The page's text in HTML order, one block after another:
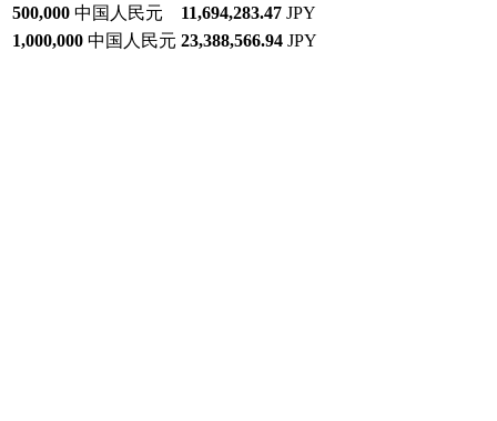
500,000 中国人民元 11,694,283.47 JPY
1,000,000 中国人民元 23,388,566.94 JPY